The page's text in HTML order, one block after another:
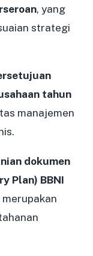
, yang
strategi
tahun
manajemen
dokumen
Plan) BBNI
merupakan